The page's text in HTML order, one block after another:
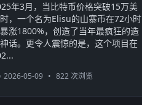
年3月，当比特币价格突破15万美
，一个名为Elisu的山寨币在72小时
涨1800%，创造了当年最疯狂的造
话。更令人震惊的是，这个项目在
2026-05-09 • 822 次浏览